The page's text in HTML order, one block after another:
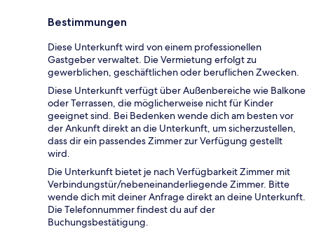
Bestimmungen
Diese Unterkunft wird von einem professionellen
Gastgeber verwaltet. Die Vermietung erfolgt zu
gewerblichen, geschäftlichen oder beruflichen Zwecken.
Diese Unterkunft verfügt über Außenbereiche wie Balkone
oder Terrassen, die möglicherweise nicht für Kinder
geeignet sind. Bei Bedenken wende dich am besten vor
der Ankunft direkt an die Unterkunft, um sicherzustellen,
dass dir ein passendes Zimmer zur Verfügung gestellt
wird.
Die Unterkunft bietet je nach Verfügbarkeit Zimmer mit
Verbindungstür/nebeneinanderliegende Zimmer. Bitte
wende dich mit deiner Anfrage direkt an deine Unterkunft.
Die Telefonnummer findest du auf der
Buchungsbestätigung.